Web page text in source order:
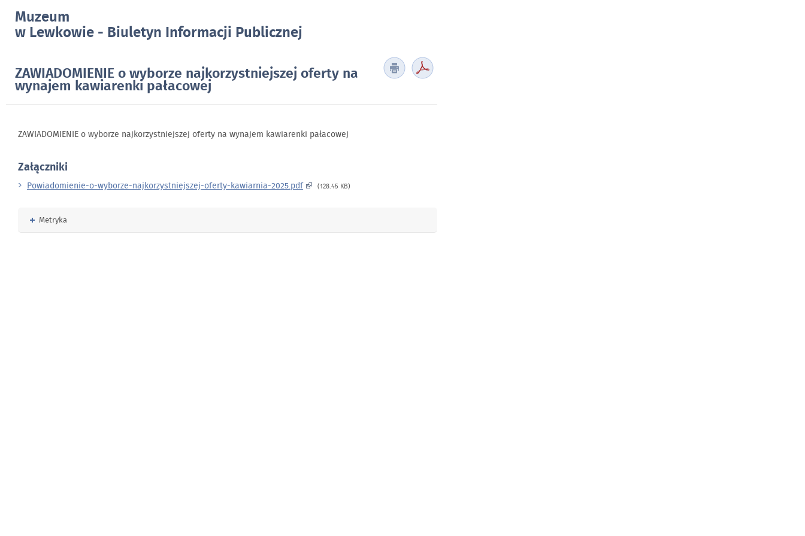
Muzeum
w Lewkowie - Biuletyn Informacji Publicznej
ZAWIADOMIENIE o wyborze najkorzystniejszej oferty na
wynajem kawiarenki pałacowej
ZAWIADOMIENIE o wyborze najkorzystniejszej oferty na wynajem kawiarenki pałacowej
Załączniki
Powiadomienie-o-wyborze-najkorzystniejszej-oferty-kawiarnia-2025.pdf (128.45 KB)
Rozwiń
Metryka